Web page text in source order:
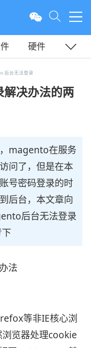
硬件
后台无法登录
决办法的两
magento在服务
问了，但是在本
号密码登录的时
后台，本文章向
后台无法登录
法
等非IE核心浏
览器处理cookie